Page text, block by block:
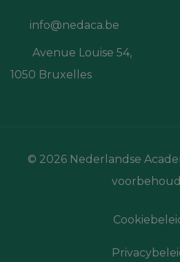
info@nedaca.be
Avenue Louise 54,
1050 Bruxelles
© 2026 Nederlandse